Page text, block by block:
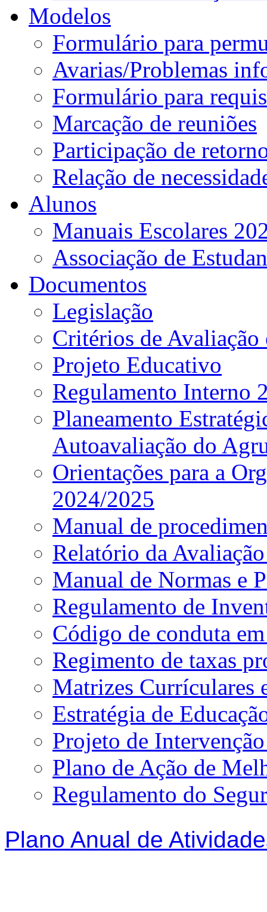
Modelos
Formulário para
Avarias/Problemas
Formulário para
Marcação de reuniões
Participação de
Relação de
Alunos
Manuais Escolares
Associação de
Documentos
Legislação
Critérios de
Projeto Educativo
Regulamento Interno
Planeamento
Autoavaliação do
Orientações para a
2024/2025
Manual de
Relatório da
Manual de Normas e
Regulamento de
Código de conduta
Regimento de taxas
Matrizes Currículares
Estratégia de
Projeto de
Plano de Ação de
Regulamento do
Plano Anual de